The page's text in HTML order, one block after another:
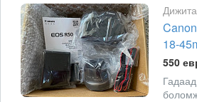
18-
550